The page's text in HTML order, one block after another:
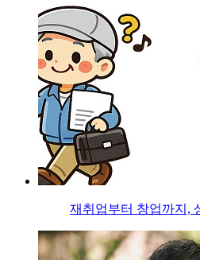
재취업부터 창업까지,